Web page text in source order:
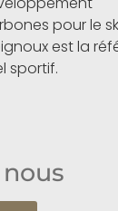
pour le
est la
sportif.